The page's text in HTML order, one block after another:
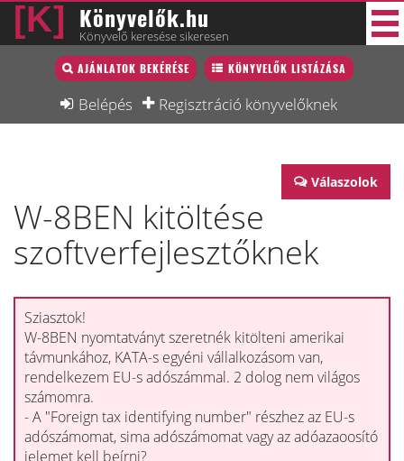
Könyvelők.hu
Könyvelő keresése sikeresen
AJÁNLATOK BEKÉRÉSE KÖNYVELŐK LISTÁZÁSA
Belépés Regisztráció könyvelőknek
Könyvelő lista
Könyvelési munkák
Blog
Állás
Válaszolok
W-8BEN kitöltése
szoftverfejlesztőknek
Sziasztok!
W-8BEN nyomtatványt szeretnék kitölteni amerikai
távmunkához, KATA-s egyéni vállalkozásom van,
rendelkezem EU-s adószámmal. 2 dolog nem világos
számomra.
- A "Foreign tax identifying number" részhez az EU-s
adószámomat, sima adószámomat vagy az adóazaoosító
jelemet kell beírni?